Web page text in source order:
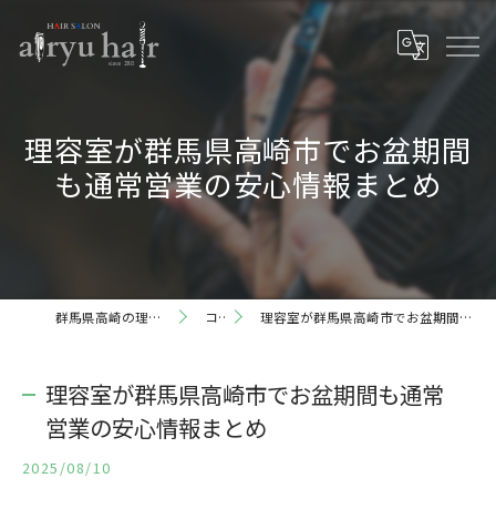
理容室が群馬県高崎市でお盆期間
も通常営業の安心情報まとめ
群馬県高崎の理容室ならairyu hair コラム 理容室が群馬県高崎市でお盆期間も通常営業の安心情報まとめ
理容室が群馬県高崎市でお盆期間も通常
営業の安心情報まとめ
2025/08/10